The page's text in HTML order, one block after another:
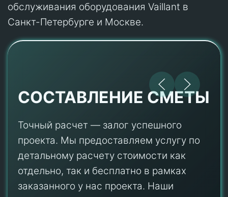
обслуживания оборудования Vaillant в
Санкт-Петербурге и Москве.
СОСТАВЛЕНИЕ СМЕТЫ
Точный расчет — залог успешного
проекта. Мы предоставляем услугу по
детальному расчету стоимости как
отдельно, так и бесплатно в рамках
заказанного у нас проекта. Наши